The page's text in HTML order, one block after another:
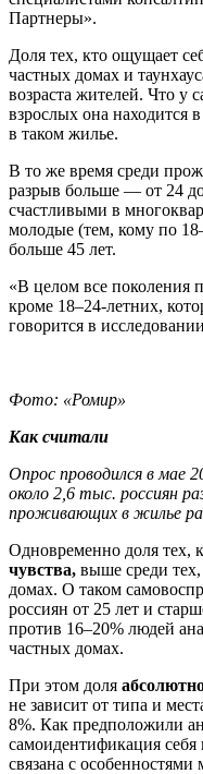
Партнеры».
Доля тех, кто ощущает
частных домах и
возраста жителей. Что у
взрослых она находится
в таком жилье.
В то же время среди
разрыв больше — от 24
счастливыми в
молодые (тем, кому по
больше 45 лет.
«В целом все поколения
кроме 18–24-летних,
говорится в
Фото: «Ромир»
Как считали
Опрос проводился в мае
около 2,6 тыс. россиян
проживающих в жилье
Одновременно доля тех,
чувства, выше среди
домах. О таком
россиян от 25 лет и
против 16–20% людей
частных домах.
При этом доля
не зависит от типа и
8%. Как предположили
самоидентификация себя
связана с особенностями